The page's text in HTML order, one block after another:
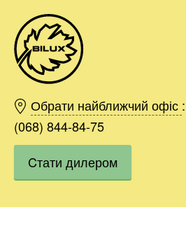
Обрати найближчий офіс :
(068) 844-84-75
Cтати дилером
Київ
Харків
Одесса
Дніпро
Івано-Франківськ
Область